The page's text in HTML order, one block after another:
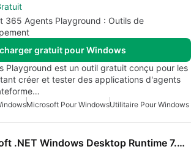
365 Agents Playground : Outils de
gratuit pour Windows
Playground est un outil gratuit conçu pour les
créer et tester des applications d'agents
Microsoft Pour WindowsUtilitaire Pour Windows
Microsoft .NET Windows Desktop Runtime 7.0 x86